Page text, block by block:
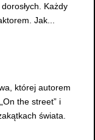
Każdy
Jak...
której autorem
the street” i
świata.